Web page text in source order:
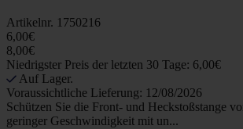
Artikelnr. 1750216
6,00€
8,00€
Niedrigster Preis der letzten 30 Tage: 6,00€
Auf Lager.
Voraussichtliche Lieferung: 12/08/2026
Schützen Sie die Front- und Heckstoßstange
geringer Geschwindigkeit mit un...